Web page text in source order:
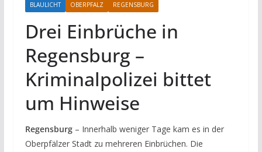
BLAULICHT OBERPFALZ REGENSBURG
Drei Einbrüche in
Regensburg –
Kriminalpolizei bittet
um Hinweise
Regensburg– Innerhalb weniger Tage kam es in der
Oberpfälzer Stadt zu mehreren Einbrüchen. Die